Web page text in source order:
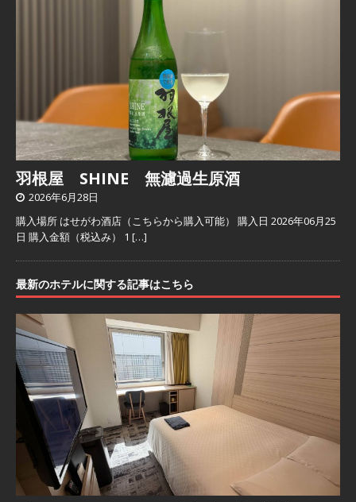
羽根屋 SHINE 無濾過生原酒
2026年6月28日
購入場所 はせがわ酒店（こちらから購入可能） 購入日 2026年06月25
日 購入金額（税込み） 1 […]
最新のホテルに関する記事はこちら